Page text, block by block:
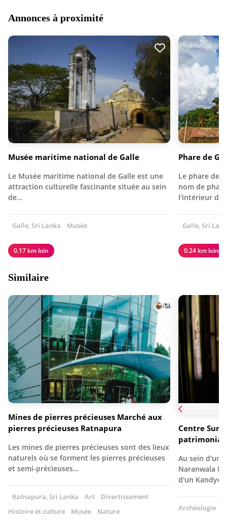
Annonces à proximité
Musée maritime national de Galle
Le Musée maritime national de Galle est une
attraction culturelle fascinante située au sein
de…
Galle, Sri Lanka Musée
0.17 km loin
Phare de
Le phare de
nom de
l'intérieur
Galle, Sri
0.24 km loin
Similaire
Mines de pierres précieuses Marché aux
pierres précieuses Ratnapura
Les mines de pierres précieuses sont des lieux
naturels où se forment les pierres précieuses
et semi-précieuses…
Ratnapura, Sri Lanka Art
Divertissement
Histoire et culture
Musée Nature
Centre
Au sein d'un
Naranwala
d'un
Archéologie